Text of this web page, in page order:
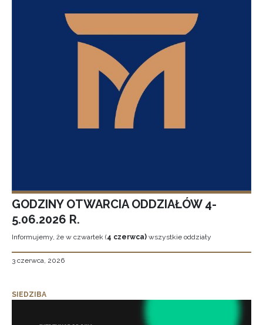
GODZINY OTWARCIA ODDZIAŁÓW 4-
5.06.2026 R.
Informujemy, że w czwartek (4 czerwca) wszystkie oddziały
3 czerwca, 2026
SIEDZIBA